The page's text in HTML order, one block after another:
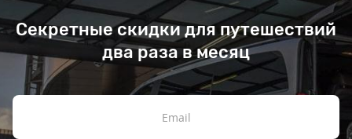
Секретные скидки для путешествий
два раза в месяц